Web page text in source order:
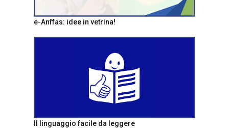
e-Anffas: idee in vetrina!
Il linguaggio facile da leggere